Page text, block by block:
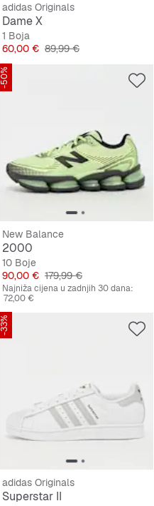
adidas Originals
Dame X
1 Boja
Cijena
60,00 € Originalna cijena
89,99 €
-50%
New Balance
2000
10 Boje
Cijena
90,00 € Originalna cijena
179,99 €
Najniža cijena u zadnjih 30 dana:
72,00 €
-33%
adidas Originals
Superstar II